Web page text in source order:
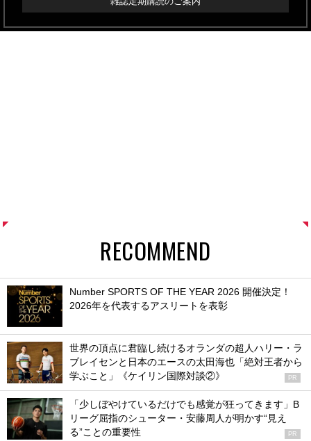
RECOMMEND
Number SPORTS OF THE YEAR 2026 開催決定！
2026年を代表するアスリートを表彰
世界の頂点に君臨し続けるオランダの超人ハリー・ラ
ブレイセンと日本のエースの太田海也「絶対王者から
学ぶこと」《ケイリン国際対談②》
PR
「少しぼやけているだけでも感覚が狂ってきます」B
リーグ屈指のシューター・安藤周人が明かす“見え
る”ことの重要性
PR